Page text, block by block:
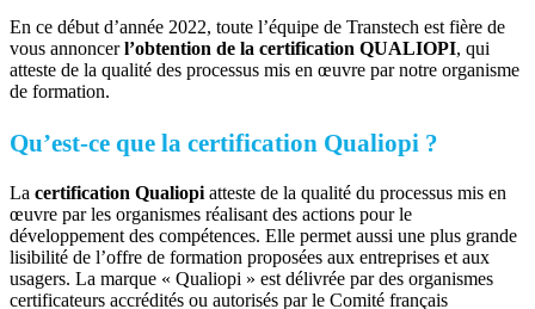
En ce début d’année 2022, toute l’équipe de Transtech est fière de
vous annoncerl’obtention de la certification QUALIOPI, qui
atteste de la qualité des processus mis en œuvre par notre organisme
de formation.
Qu’est-ce que la certification Qualiopi ?
La certification Qualiopi atteste de la qualité du processus mis en
œuvre par les organismes réalisant des actions pour le
développement des compétences. Elle permet aussi une plus grande
lisibilité de l’offre de formation proposées aux entreprises et aux
usagers. La marque « Qualiopi » est délivrée par des organismes
certificateurs accrédités ou autorisés par le Comité français